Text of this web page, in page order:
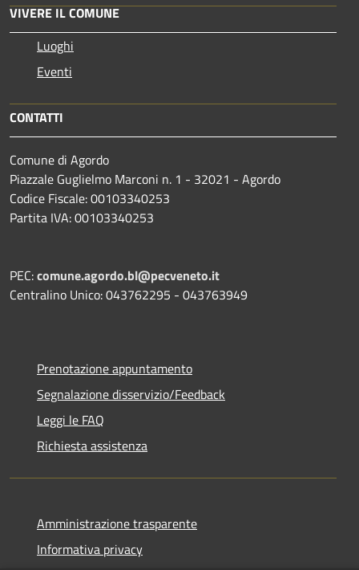
VIVERE IL COMUNE
Luoghi
Eventi
CONTATTI
Comune di Agordo
Piazzale Guglielmo Marconi n. 1 - 32021 - Agordo
Codice Fiscale: 00103340253
Partita IVA: 00103340253
PEC:comune.agordo.bl@pecveneto.it
Centralino Unico: 043762295 - 043763949
Prenotazione appuntamento
Segnalazione disservizio/Feedback
Leggi le FAQ
Richiesta assistenza
Amministrazione trasparente
Informativa privacy